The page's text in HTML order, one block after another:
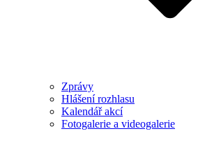
Zprávy
Hlášení rozhlasu
Kalendář akcí
Fotogalerie a videogalerie